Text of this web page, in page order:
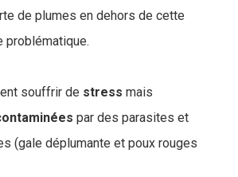
de plumes en dehors de cette
problématique.
souffrir de stress mais
par des parasites et
(gale déplumante et poux rouges